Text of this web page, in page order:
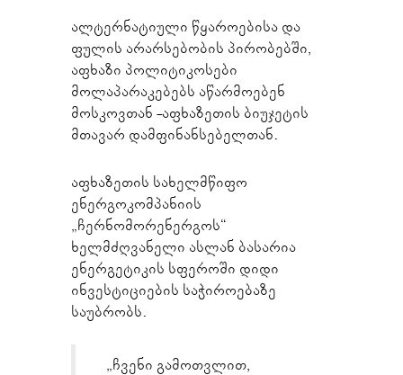
ალტერნატიული წყაროებისა და
ფულის არარსებობის პირობებში,
აფხაზი პოლიტიკოსები
მოლაპარაკებებს აწარმოებენ
მოსკოვთან -აფხაზეთის ბიუჯეტის
მთავარ დამფინანსებელთან.
აფხაზეთის სახელმწიფო
ენერგოკომპანიის
„ჩერნომორენერგოს“
ხელმძღვანელი ასლან ბასარია
ენერგეტიკის სფეროში დიდი
ინვესტიციების საჭიროებაზე
საუბრობს.
„ჩვენი გამოთვლით,